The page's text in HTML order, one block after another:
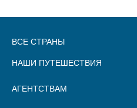
ВСЕ СТРАНЫ
НАШИ ПУТЕШЕСТВИЯ
АГЕНТСТВАМ